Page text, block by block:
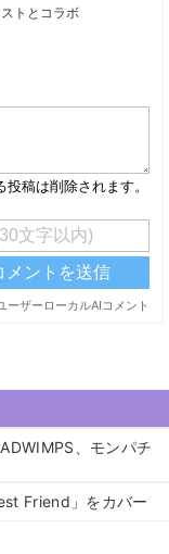
トとコラボ
、モンパチ
Friend」をカバー